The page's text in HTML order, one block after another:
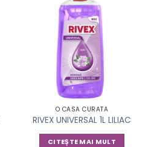
O CASA CURATA
RIVEX UNIVERSAL 1L LILIAC
CITEȘTE MAI MULT